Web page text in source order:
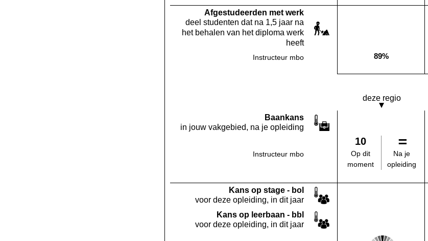
Af­gestudeerden met werk
deel studenten dat na 1,5 jaar na
het behalen van het diploma werk
heeft
Instructeur mbo Deze opleiding:
89%
deze regio
Baankans
in jouw vakgebied, na je opleiding
Instructeur mbo
10
Op dit
moment
Na je
opleiding
Kans op stage - bol
voor deze opleiding, in dit jaar
Kans op leerbaan - bbl
voor deze opleiding, in dit jaar
Score: 3 van 5